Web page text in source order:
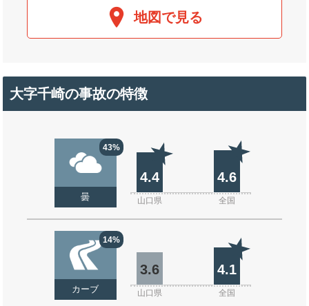
地図で見る
大字千崎の事故の特徴
43%
曇
4.4 4.6
山口県 全国
14%
カーブ
3.6 4.1
山口県 全国